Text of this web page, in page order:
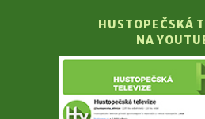
HUSTOPEČSKÁ
NA